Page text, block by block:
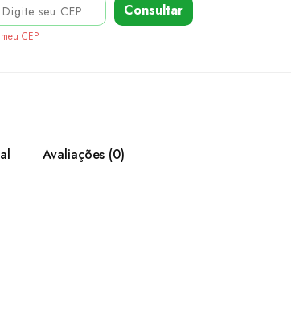
Consultar
CEP
Avaliações (0)